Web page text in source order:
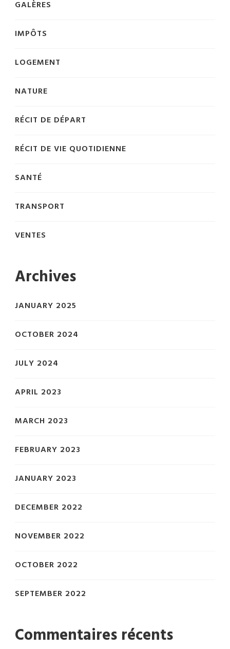
GALÈRES
IMPÔTS
LOGEMENT
NATURE
RÉCIT DE DÉPART
RÉCIT DE VIE QUOTIDIENNE
SANTÉ
TRANSPORT
VENTES
Archives
JANUARY 2025
OCTOBER 2024
JULY 2024
APRIL 2023
MARCH 2023
FEBRUARY 2023
JANUARY 2023
DECEMBER 2022
NOVEMBER 2022
OCTOBER 2022
SEPTEMBER 2022
Commentaires récents